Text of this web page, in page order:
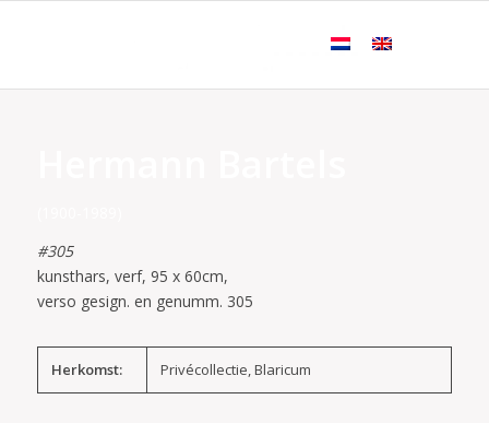
#305
kunsthars, verf, 95 x 60cm,
verso gesign. en genumm. 305
Herkomst: Privécollectie, Blaricum